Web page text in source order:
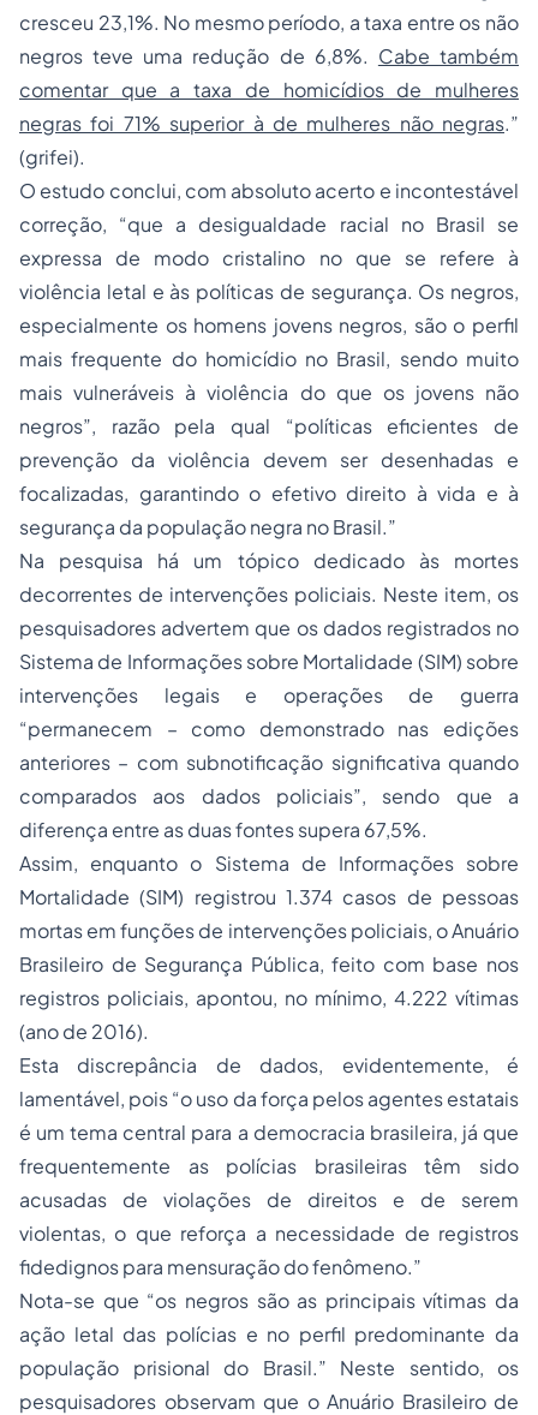
cresceu 23,1%. No mesmo período, a taxa entre os não
negros teve uma redução de 6,8%. Cabe também
comentar que a taxa de homicídios de mulheres
negras foi 71% superior à de mulheres não negras.”
(grifei).
O estudo conclui, com absoluto acerto e incontestável
correção, “que a desigualdade racial no Brasil se
expressa de modo cristalino no que se refere à
violência letal e às políticas de segurança. Os negros,
especialmente os homens jovens negros, são o perfil
mais frequente do homicídio no Brasil, sendo muito
mais vulneráveis à violência do que os jovens não
negros”, razão pela qual “políticas eficientes de
prevenção da violência devem ser desenhadas e
focalizadas, garantindo o efetivo direito à vida e à
segurança da população negra no Brasil.”
Na pesquisa há um tópico dedicado às mortes
decorrentes de intervenções policiais. Neste item, os
pesquisadores advertem que os dados registrados no
Sistema de Informações sobre Mortalidade (SIM) sobre
intervenções legais e operações de guerra
“permanecem – como demonstrado nas edições
anteriores – com subnotificação significativa quando
comparados aos dados policiais”, sendo que a
diferença entre as duas fontes supera 67,5%.
Assim, enquanto o Sistema de Informações sobre
Mortalidade (SIM) registrou 1.374 casos de pessoas
mortas em funções de intervenções policiais, o Anuário
Brasileiro de Segurança Pública, feito com base nos
registros policiais, apontou, no mínimo, 4.222 vítimas
(ano de 2016).
Esta discrepância de dados, evidentemente, é
lamentável, pois “o uso da força pelos agentes estatais
é um tema central para a democracia brasileira, já que
frequentemente as polícias brasileiras têm sido
acusadas de violações de direitos e de serem
violentas, o que reforça a necessidade de registros
fidedignos para mensuração do fenômeno.”
Nota-se que “os negros são as principais vítimas da
ação letal das polícias e no perfil predominante da
população prisional do Brasil.” Neste sentido, os
pesquisadores observam que o Anuário Brasileiro de